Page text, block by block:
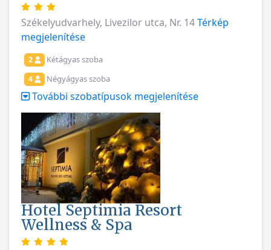
Székelyudvarhely, Livezilor utca, Nr. 14Térkép
megjelenítése
2 Kétágyas szoba
4 Négyágyas szoba
További szobatípusok megjelenítése
Hotel Septimia Resort
Wellness & Spa